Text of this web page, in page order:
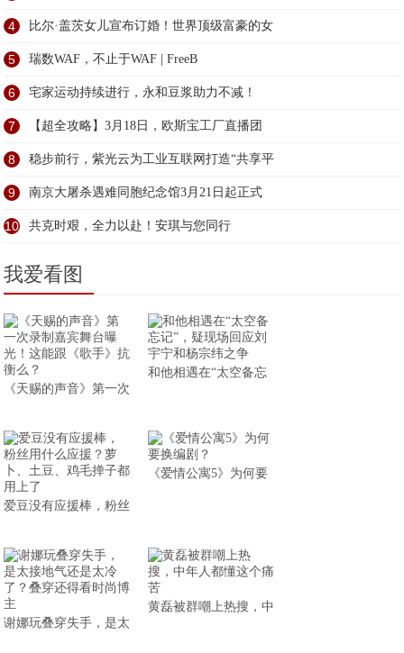
4 比尔·盖茨女儿宣布订婚！世界顶级富豪的女
5 瑞数WAF，不止于WAF | FreeB
6 宅家运动持续进行，永和豆浆助力不减！
7 【超全攻略】3月18日，欧斯宝工厂直播团
8 稳步前行，紫光云为工业互联网打造“共享平
9 南京大屠杀遇难同胞纪念馆3月21日起正式
10 共克时艰，全力以赴！安琪与您同行
我爱看图
《天赐的声音》第一次
和他相遇在“太空备忘
爱豆没有应援棒，粉丝
《爱情公寓5》为何要
谢娜玩叠穿失手，是太
黄磊被群嘲上热搜，中